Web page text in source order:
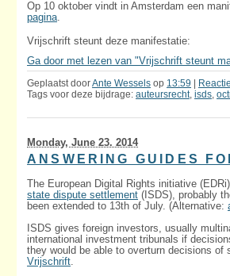
Op 10 oktober vindt in Amsterdam een
pagina.
Vrijschrift steunt deze manifestatie:
Ga door met lezen van "Vrijschrift steunt
Geplaatst doorAnte Wessels op 13:59
Tags voor deze bijdrage:auteursrecht,isds,
Monday, June 23. 2014
ANSWERING GUIDES
The European Digital Rights initiative
state dispute settlement (ISDS), probably
been extended to 13th of July. (Alternative:
ISDS gives foreign investors, usually
international investment tribunals if
they would be able to overturn decisions of
Vrijschrift